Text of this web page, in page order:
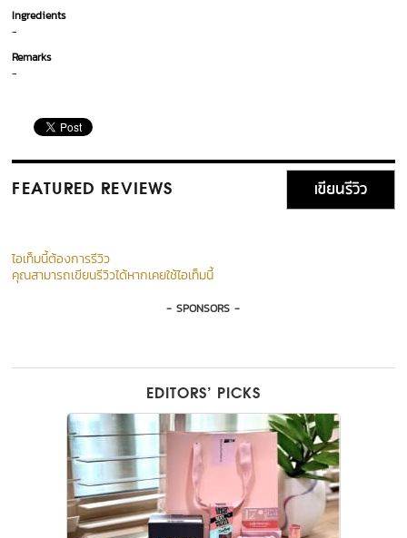
Ingredients
-
Remarks
-
FEATURED REVIEWS เขียนรีวิว
ไอเท็มนี้ต้องการรีวิว
คุณสามารถเขียนรีวิวได้หากเคยใช้ไอเท็มนี้
- SPONSORS -
EDITORS’ PICKS